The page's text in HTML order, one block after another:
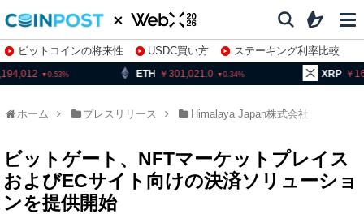
ビットコインの将来性 USDC買い方
ステーキング利率比較
株特集・関連銘柄
ETH 301,021.0 0.34 161.88 2.31
ホーム プレスリリース Himalaya Japan株式会社
ビットゲート、NFTマーケットプレイス
およびECサイト向けの決済ソリューショ
ンを提供開始